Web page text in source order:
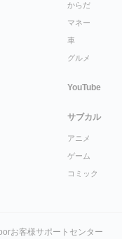
からだ
マネー
車
グルメ
YouTube
サブカル
アニメ
ゲーム
コミック
お客様サポートセンター